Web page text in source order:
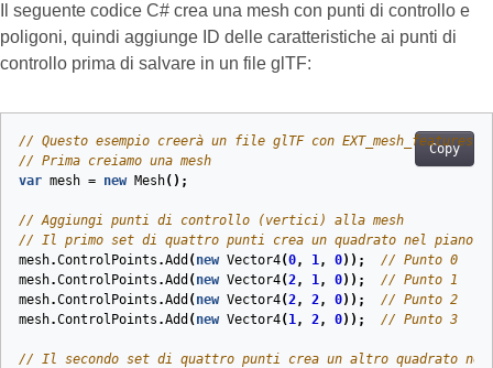
Il seguente codice C# crea una mesh con punti di controllo e
poligoni, quindi aggiunge ID delle caratteristiche ai punti di
controllo prima di salvare in un file glTF:
Copy
// Questo esempio creerà un file glTF con EXT_mesh_features
// Prima creiamo una mesh
var mesh = new Mesh();
// Aggiungi punti di controllo (vertici) alla mesh
// Il primo set di quattro punti crea un quadrato nel piano
mesh.ControlPoints .Add ( new Vector4(0, 1, 0));
// Punto 0
mesh.ControlPoints .Add ( new Vector4(2, 1, 0));
// Punto 1
mesh.ControlPoints .Add ( new Vector4(2, 2, 0));
// Punto 2
mesh.ControlPoints .Add ( new Vector4( 1, 2, 0)); // Punto 3
// Il secondo set di quattro punti crea un altro quadrato nel